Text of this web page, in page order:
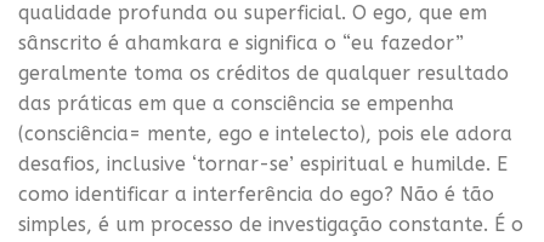
qualidade profunda ou superficial. O ego, que em
sânscrito é ahamkara e significa o “eu fazedor”
geralmente toma os créditos de qualquer resultado
das práticas em que a consciência se empenha
(consciência= mente, ego e intelecto), pois ele adora
desafios, inclusive ‘tornar-se’ espiritual e humilde. E
como identificar a interferência do ego? Não é tão
simples, é um processo de investigação constante. É o